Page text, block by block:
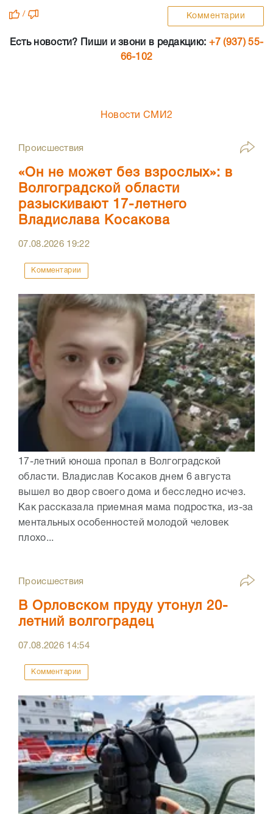
/ Комментарии
Есть новости? Пиши и звони в редакцию: +7 (937) 55-
66-102
Новости СМИ2
Происшествия
«Он не может без взрослых»: в
Волгоградской области
разыскивают 17-летнего
Владислава Косакова
07.08.2026 19:22
Комментарии
17-летний юноша пропал в Волгоградской
области. Владислав Косаков днем 6 августа
вышел во двор своего дома и бесследно исчез.
Как рассказала приемная мама подростка, из-за
ментальных особенностей молодой человек
плохо...
Происшествия
В Орловском пруду утонул 20-
летний волгоградец
07.08.2026 14:54
Комментарии